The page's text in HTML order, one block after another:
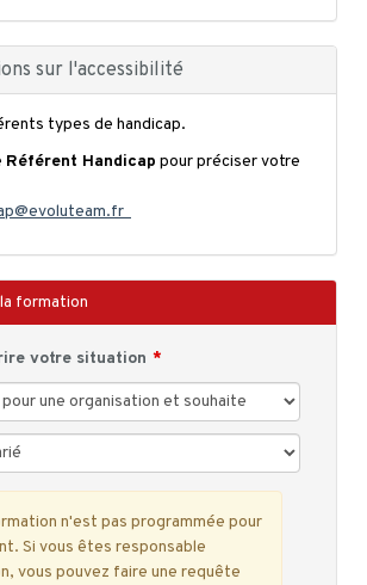
sur l'accessibilité
types de handicap.
Référent Handicap pour préciser votre
formation
votre situation
n'est pas programmée pour
Si vous êtes responsable
vous pouvez faire une requête